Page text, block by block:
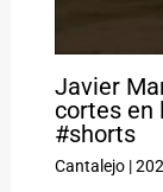
Javier
cortes en
#shorts
Cantalejo|